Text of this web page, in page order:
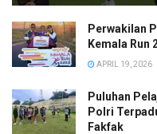
Perwakilan
Kemala Run
APRIL 19, 2026
Puluhan
Polri
Fakfak